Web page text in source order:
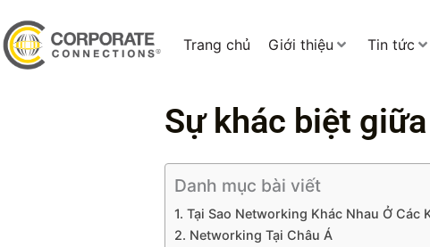
Trang chủ Giới thiệu Tin tức
Sự khác biệt
Danh mục bài viết
1. Tại Sao Networking Khác Nhau Ở Các
2. Networking Tại Châu Á